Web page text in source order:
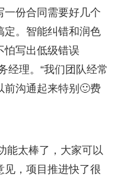
一份合同需要好几个
定。智能纠错和润色
怕写出低级错误
理。“我们团队经常
前沟通起来特别🙂费
能太棒了，大家可以
见，项目推进快了很